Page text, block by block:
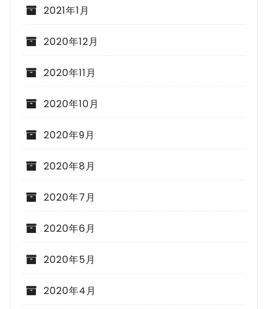
2021年1月
2020年12月
2020年11月
2020年10月
2020年9月
2020年8月
2020年7月
2020年6月
2020年5月
2020年4月